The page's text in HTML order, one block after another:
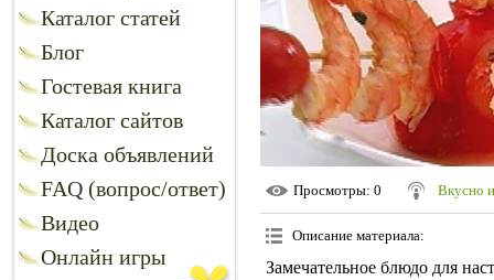
Каталог статей
Блог
Гостевая книга
Каталог сайтов
Доска объявлений
FAQ (вопрос/ответ)
Видео
Онлайн игры
Просмотры: 0 Вкусно
Описание материала:
Замечательное блюдо для